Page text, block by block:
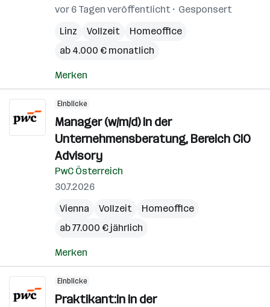
vor 6 Tagen veröffentlicht
Gesponsert
Linz
Vollzeit
Homeoffice
ab 4.000 € monatlich
Merken
Einblicke
Manager (w/m/d) in der
Unternehmensberatung, Bereich CIO
Advisory
PwC Österreich
30.7.2026
Vienna
Vollzeit
Homeoffice
ab 77.000 € jährlich
Merken
Einblicke
Praktikant:in in der